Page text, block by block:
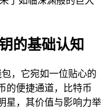
的基础认知
，它宛如一位贴心的
的便捷通道，比特币
星，其价值与影响力举